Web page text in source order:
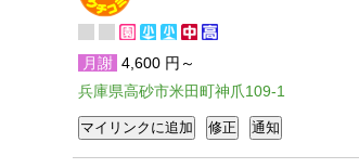
月謝 4,600 円～
兵庫県高砂市米田町神爪109-1